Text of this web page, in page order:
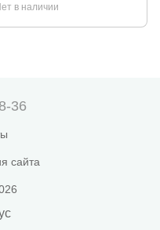
в наличии
36
сайта